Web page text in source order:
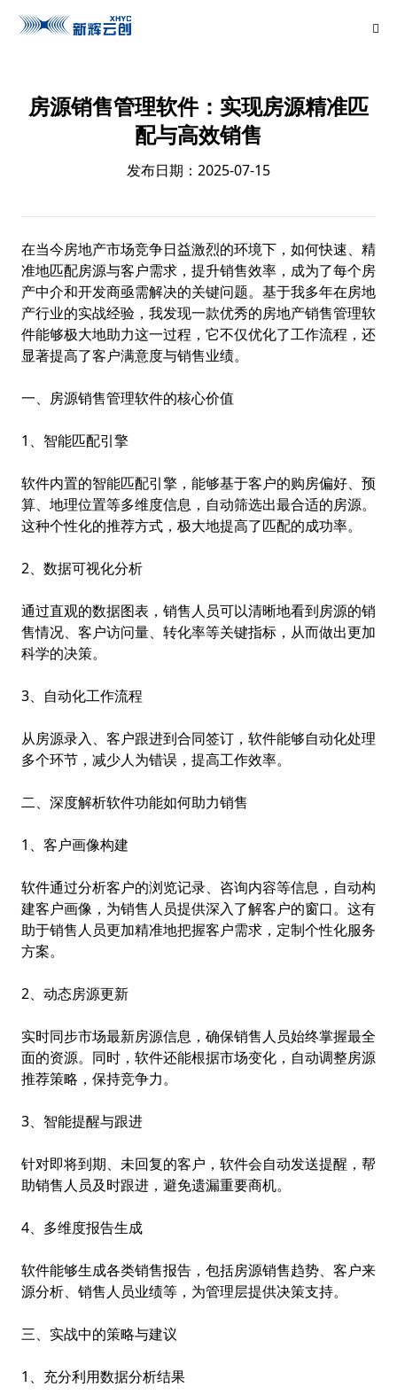
房源销售管理软件：实现房源精准匹
配与高效销售
发布日期：2025-07-15
在当今房地产市场竞争日益激烈的环境下，如何快速、精
准地匹配房源与客户需求，提升销售效率，成为了每个房
产中介和开发商亟需解决的关键问题。基于我多年在房地
产行业的实战经验，我发现一款优秀的房地产销售管理软
件能够极大地助力这一过程，它不仅优化了工作流程，还
显著提高了客户满意度与销售业绩。
一、房源销售管理软件的核心价值
1、智能匹配引擎
软件内置的智能匹配引擎，能够基于客户的购房偏好、预
算、地理位置等多维度信息，自动筛选出最合适的房源。
这种个性化的推荐方式，极大地提高了匹配的成功率。
2、数据可视化分析
通过直观的数据图表，销售人员可以清晰地看到房源的销
售情况、客户访问量、转化率等关键指标，从而做出更加
科学的决策。
3、自动化工作流程
从房源录入、客户跟进到合同签订，软件能够自动化处理
多个环节，减少人为错误，提高工作效率。
二、深度解析软件功能如何助力销售
1、客户画像构建
软件通过分析客户的浏览记录、咨询内容等信息，自动构
建客户画像，为销售人员提供深入了解客户的窗口。这有
助于销售人员更加精准地把握客户需求，定制个性化服务
方案。
2、动态房源更新
实时同步市场最新房源信息，确保销售人员始终掌握最全
面的资源。同时，软件还能根据市场变化，自动调整房源
推荐策略，保持竞争力。
3、智能提醒与跟进
针对即将到期、未回复的客户，软件会自动发送提醒，帮
助销售人员及时跟进，避免遗漏重要商机。
4、多维度报告生成
软件能够生成各类销售报告，包括房源销售趋势、客户来
源分析、销售人员业绩等，为管理层提供决策支持。
三、实战中的策略与建议
1、充分利用数据分析结果